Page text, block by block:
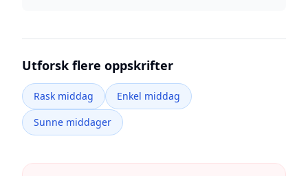
Utforsk flere oppskrifter
Rask middag
Enkel middag
Sunne middager